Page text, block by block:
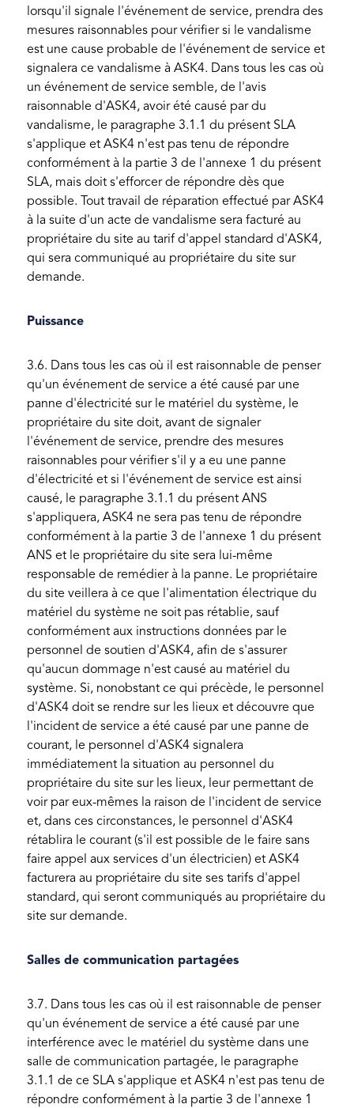
lorsqu'il signale l'événement de service, prendra des
mesures raisonnables pour vérifier si le vandalisme
est une cause probable de l'événement de service et
signalera ce vandalisme à ASK4. Dans tous les cas où
un événement de service semble, de l'avis
raisonnable d'ASK4, avoir été causé par du
vandalisme, le paragraphe 3.1.1 du présent SLA
s'applique et ASK4 n'est pas tenu de répondre
conformément à la partie 3 de l'annexe 1 du présent
SLA, mais doit s'efforcer de répondre dès que
possible. Tout travail de réparation effectué par ASK4
à la suite d'un acte de vandalisme sera facturé au
propriétaire du site au tarif d'appel standard d'ASK4,
qui sera communiqué au propriétaire du site sur
demande.
Puissance
3.6. Dans tous les cas où il est raisonnable de penser
qu'un événement de service a été causé par une
panne d'électricité sur le matériel du système, le
propriétaire du site doit, avant de signaler
l'événement de service, prendre des mesures
raisonnables pour vérifier s'il y a eu une panne
d'électricité et si l'événement de service est ainsi
causé, le paragraphe 3.1.1 du présent ANS
s'appliquera, ASK4 ne sera pas tenu de répondre
conformément à la partie 3 de l'annexe 1 du présent
ANS et le propriétaire du site sera lui-même
responsable de remédier à la panne. Le propriétaire
du site veillera à ce que l'alimentation électrique du
matériel du système ne soit pas rétablie, sauf
conformément aux instructions données par le
personnel de soutien d'ASK4, afin de s'assurer
qu'aucun dommage n'est causé au matériel du
système. Si, nonobstant ce qui précède, le personnel
d'ASK4 doit se rendre sur les lieux et découvre que
l'incident de service a été causé par une panne de
courant, le personnel d'ASK4 signalera
immédiatement la situation au personnel du
propriétaire du site sur les lieux, leur permettant de
voir par eux-mêmes la raison de l'incident de service
et, dans ces circonstances, le personnel d'ASK4
rétablira le courant (s'il est possible de le faire sans
faire appel aux services d'un électricien) et ASK4
facturera au propriétaire du site ses tarifs d'appel
standard, qui seront communiqués au propriétaire du
site sur demande.
Salles de communication partagées
3.7. Dans tous les cas où il est raisonnable de penser
qu'un événement de service a été causé par une
interférence avec le matériel du système dans une
salle de communication partagée, le paragraphe
3.1.1 de ce SLA s'applique et ASK4 n'est pas tenu de
répondre conformément à la partie 3 de l'annexe 1